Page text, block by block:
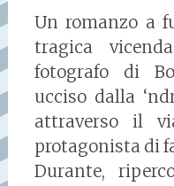
Un romanzo a
tragica
fotografo di
ucciso dalla
attraverso il
protagonista di
Durante,